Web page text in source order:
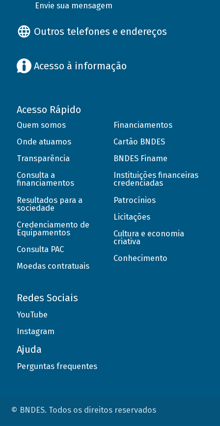
Envie sua mensagem
Outros telefones e endereços
Acesso à informação
Acesso Rápido
Quem somos
Onde atuamos
Transparência
Consulta a
financiamentos
Resultados para a
sociedade
Credenciamento de
Equipamentos
Consulta PAC
Moedas contratuais
Financiamentos
Cartão BNDES
BNDES Finame
Instituições financeiras
credenciadas
Patrocínios
Licitações
Cultura e economia
criativa
Conhecimento
Redes Sociais
YouTube
Instagram
Ajuda
Perguntas frequentes
© BNDES. Todos os direitos reservados